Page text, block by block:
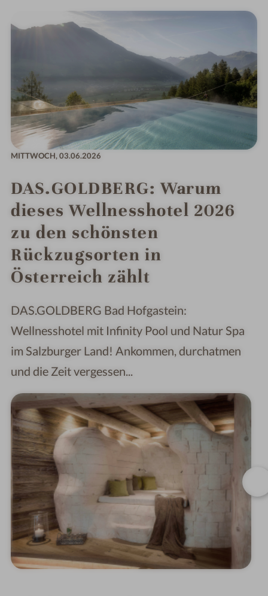
MITTWOCH,03.06.2026
DAS.GOLDBERG: Warum
dieses Wellnesshotel 2026
zu den schönsten
Rückzugsorten in
Österreich zählt
DAS.GOLDBERG Bad Hofgastein:
Wellnesshotel mit Infinity Pool und Natur Spa
im Salzburger Land! Ankommen, durchatmen
und die Zeit vergessen...